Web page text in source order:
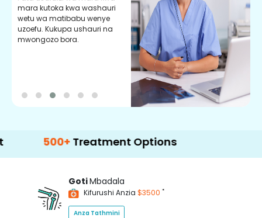
mara kutoka kwa washauri
wetu wa matibabu wenye
uzoefu. Kukupa ushauri na
mwongozo bora.
Treatment Options
GotiMbadala
Kifurushi Anzia $3500 *
Anza Tathmini